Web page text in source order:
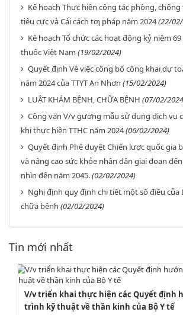
Kế hoạch Thực hiện công tác phòng,
tiêu cực và Cải cách tƣ pháp năm 2024(22/
Kê hoạch Tổ chức các hoạt động kỷ niệm
thuốc Việt Nam (19/02/2024)
Quyết định Về việc công bố công khai dự
năm 2024 của TTYT An Nhơn (15/02/2024)
LUẬT KHÁM BỆNH, CHỮA BỆNH (07/02/
Công văn V/v gương mẫu sử dụng dịch vụ
khi thực hiện TTHC năm 2024(06/02/2024)
Quyết định Phê duyệt Chiến lược quốc gia
và nâng cao sức khỏe nhân dân giai đoạn
nhìn đến năm 2045.(02/02/2024)
Nghị định quy định chi tiết một số điều của
chữa bệnh (02/02/2024)
Tin mới nhất
V/v triển khai thực hiện các Quyết định
trình kỹ thuật về thần kinh của Bộ Y tế